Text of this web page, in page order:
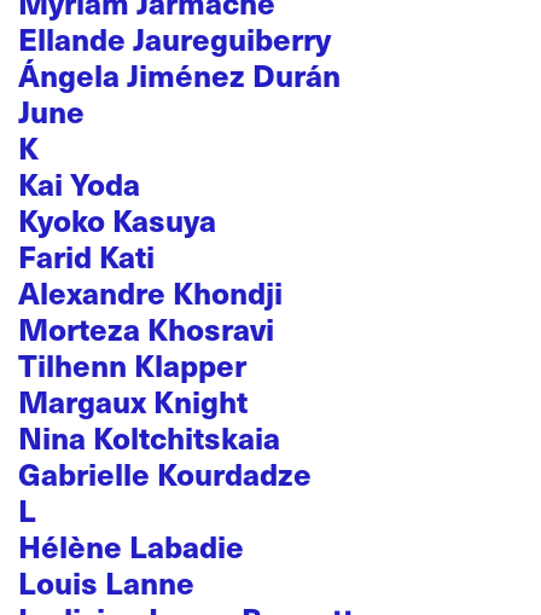
Ellande Jaureguiberry
Ángela Jiménez Durán
June
K
Kai Yoda
Kyoko Kasuya
Farid Kati
Alexandre Khondji
Morteza Khosravi
Tilhenn Klapper
Margaux Knight
Nina Koltchitskaia
Gabrielle Kourdadze
L
Hélène Labadie
Louis Lanne